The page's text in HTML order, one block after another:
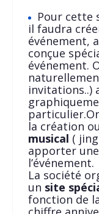
Pour cette
il faudra
événement,
conçue
événement.
invitations..)
la création
musical (
apporter
l’événement.
La société
un site
fonction de